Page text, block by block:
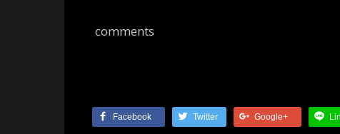
comments
Facebook Twitter Google+